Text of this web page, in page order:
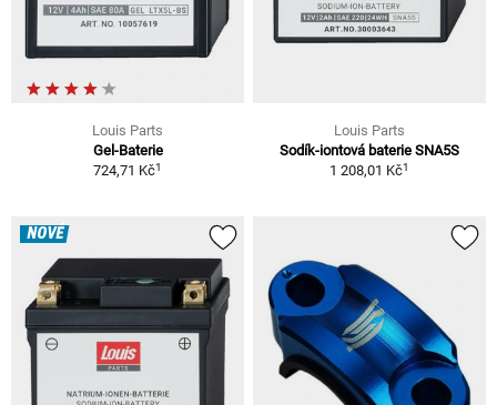
Louis Parts
Gel-Baterie
724,71 Kč1
Louis Parts
Sodík-iontová baterie SNA5S
1 208,01 Kč1
NOVÉ